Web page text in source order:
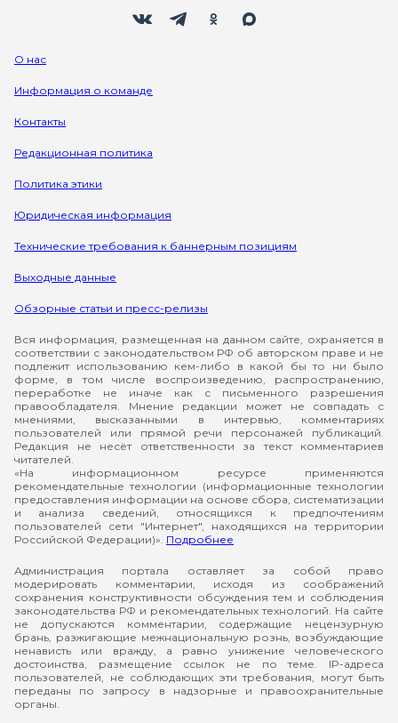
О нас
Информация о команде
Контакты
Редакционная политика
Политика этики
Юридическая информация
Технические требования к баннерным позициям
Выходные данные
Обзорные статьи и пресс-релизы
Вся информация, размещенная на данном сайте, охраняется в
соответствии с законодательством РФ об авторском праве и не
подлежит использованию кем-либо в какой бы то ни было
форме, в том числе воспроизведению, распространению,
переработке не иначе как с письменного разрешения
правообладателя. Мнение редакции может не совпадать с
мнениями, высказанными в интервью, комментариях
пользователей или прямой речи персонажей публикаций.
Редакция не несёт ответственности за текст комментариев
читателей.
«На информационном ресурсе применяются
рекомендательные технологии (информационные технологии
предоставления информации на основе сбора, систематизации
и анализа сведений, относящихся к предпочтениям
пользователей сети "Интернет", находящихся на территории
Российской Федерации)». Подробнее
Администрация портала оставляет за собой право
модерировать комментарии, исходя из соображений
сохранения конструктивности обсуждения тем и соблюдения
законодательства РФ и рекомендательных технологий. На сайте
не допускаются комментарии, содержащие нецензурную
брань, разжигающие межнациональную рознь, возбуждающие
ненависть или вражду, а равно унижение человеческого
достоинства, размещение ссылок не по теме. IP-адреса
пользователей, не соблюдающих эти требования, могут быть
переданы по запросу в надзорные и правоохранительные
органы.